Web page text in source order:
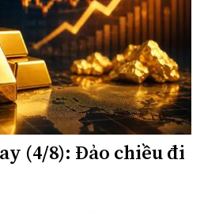
(4/8): Đảo chiều đi